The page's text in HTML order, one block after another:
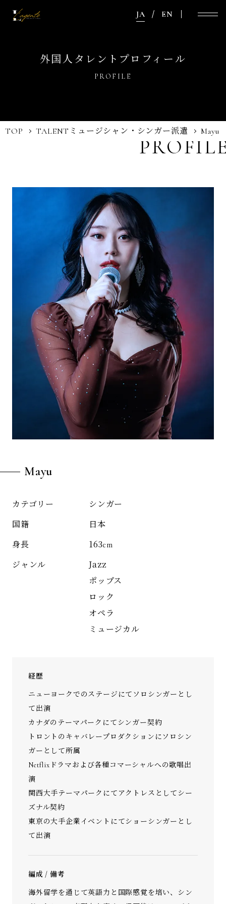
JA EN
外国人タレントプロフィール
PROFILE
TOP TALENT ミュージシャン・シンガー派遣 Mayu
Mayu
カテゴリー シンガー
国籍 日本
身長 163cm
ジャンル
Jazz
ポップス
ロック
オペラ
ミュージカル
経歴
ニューヨークでのステージにてソロシンガーとし
て出演
カナダのテーマパークにてシンガー契約
トロントのキャバレープロダクションにソロシン
ガーとして所属
Netflixドラマおよび各種コマーシャルへの歌唱出
演
関西大手テーマパークにてアクトレスとしてシー
ズナル契約
東京の大手企業イベントにてショーシンガーとし
て出演
編成 / 備考
海外留学を通じて英語力と国際感覚を培い、シン